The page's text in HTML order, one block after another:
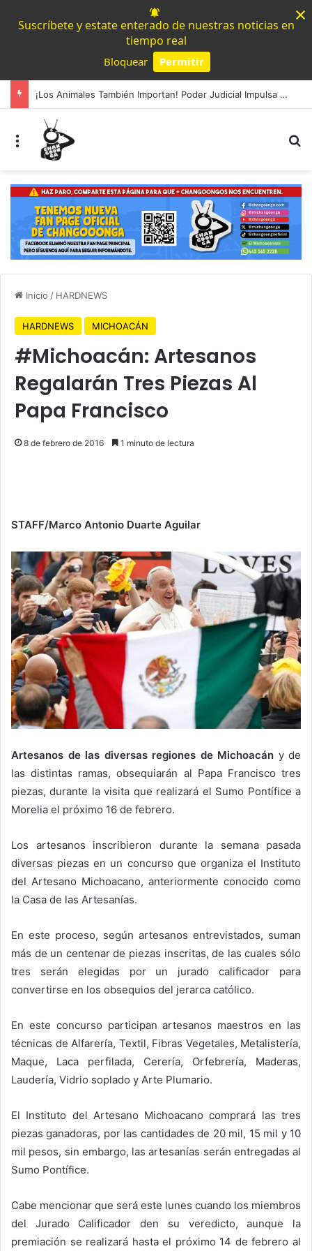
Suscríbete y estate enterado de nuestras noticias en
tiempo real
Bloquear Permitir
×
¡Los Animales También Importan! Poder Judicial Impulsa Conversatorio En Michoacán
Menú
Inicio / HARDNEWS
HARDNEWS MICHOACÁN
#Michoacán: Artesanos
Regalarán Tres Piezas Al
Papa Francisco
8 de febrero de 2016 1 minuto de lectura
STAFF/Marco Antonio Duarte Aguilar
Artesanos de las diversas regiones de Michoacán y de
las distintas ramas, obsequiarán al Papa Francisco tres
piezas, durante la visita que realizará el Sumo Pontífice a
Morelia el próximo 16 de febrero.
Los artesanos inscribieron durante la semana pasada
diversas piezas en un concurso que organiza el Instituto
del Artesano Michoacano, anteriormente conocido como
la Casa de las Artesanías.
En este proceso, según artesanos entrevistados, suman
más de un centenar de piezas inscritas, de las cuales sólo
tres serán elegidas por un jurado calificador para
convertirse en los obsequios del jerarca católico.
En este concurso participan artesanos maestros en las
técnicas de Alfarería, Textil, Fibras Vegetales, Metalistería,
Maque, Laca perfilada, Cerería, Orfebrería, Maderas,
Laudería, Vidrio soplado y Arte Plumario.
El Instituto del Artesano Michoacano comprará las tres
piezas ganadoras, por las cantidades de 20 mil, 15 mil y 10
mil pesos, sin embargo, las artesanías serán entregadas al
Sumo Pontífice.
Cabe mencionar que será este lunes cuando los miembros
del Jurado Calificador den su veredicto, aunque la
premiación se realizará hasta el próximo 14 de febrero al